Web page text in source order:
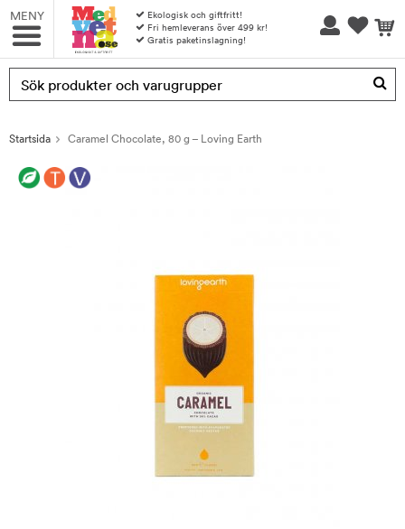
MENY
Ekologisk och giftfritt!
Fri hemleverans över 499 kr!
Gratis paketinslagning!
Produkten har blivit tillagd i varukorgen
Startsida Caramel Chocolate, 80 g – Loving Earth